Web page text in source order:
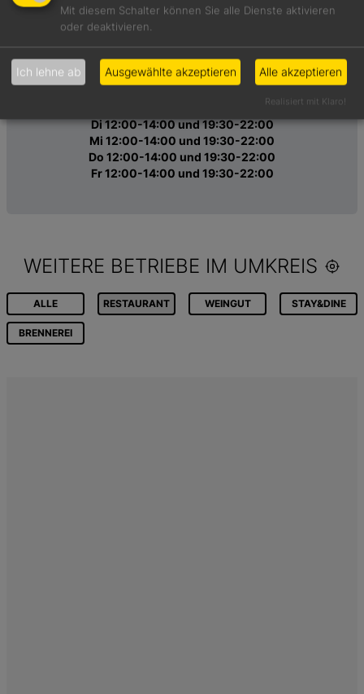
Freunden
Klassisches Menü
Di 12:00-14:00 und 19:30-22:00
Mi 12:00-14:00 und 19:30-22:00
Do 12:00-14:00 und 19:30-22:00
Fr 12:00-14:00 und 19:30-22:00
WEITERE BETRIEBE IM UMKREIS
ALLE RESTAURANT WEINGUT STAY&DINE
BRENNEREI
Mit diesem Schalter können Sie alle Dienste aktivieren
oder deaktivieren.
Ich lehne ab Ausgewählte akzeptieren Alle akzeptieren
Realisiert mit Klaro!